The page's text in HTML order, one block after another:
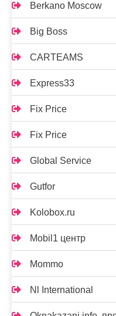
Berkano Moscow
Big Boss
CARTEAMS
Express33
Fix Price
Fix Price
Global Service
Gutfor
Kolobox.ru
Mobil1 центр
Mommo
Nl International